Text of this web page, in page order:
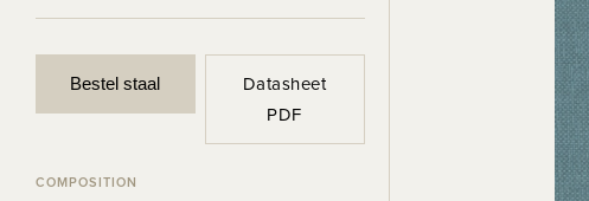
Bestel staal
Datasheet
PDF
COMPOSITION